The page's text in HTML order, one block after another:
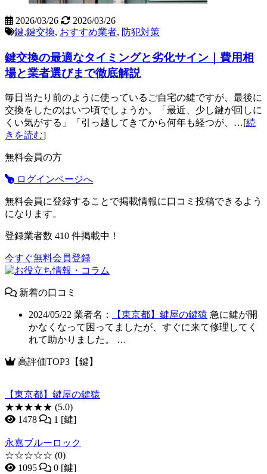
2026/03/26
2026/03/26
鍵,鍵交換, おすすめ業者, 防犯対策
鍵交換の最適なタイミングと劣化サイン｜費用相
場と業者選びまで徹底解説
毎日当たり前のように使っているご自宅の鍵ですが、最後に
交換をしたのはいつ頃でしょうか。「最近、少し鍵が回しに
くい気がする」「引っ越してきてから何年も経つが、…[続
きを読む]
無料会員の方
ログインページへ
無料会員に登録することで掲載情報に口コミ投稿できるよう
になります。
登録業者数 410 件掲載中！
今すぐ無料会員登録
新着の口コミ
2024/05/22 業者名： 【東京都】鍵屋の鍵猿 急に鍵が開
かなくなって困ってましたが、すぐに来て修理してく
れて助かりました。 …
高評価TOP3【鍵】
【東京都】鍵屋の鍵猿
★★★★★ (5.0)
1478
1 [鍵]
永嘉ブルーロック
☆☆☆☆☆ (0)
1095
0 [鍵]